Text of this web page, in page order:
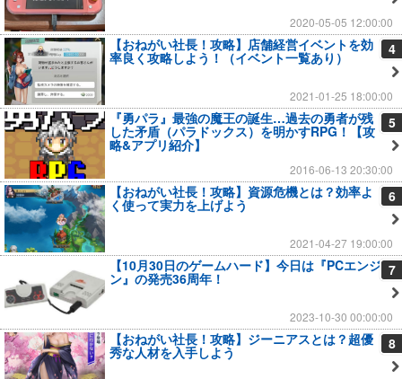
2020-05-05 12:00:00
4
【おねがい社長！攻略】店舗経営イベントを効
率良く攻略しよう！（イベント一覧あり）
2021-01-25 18:00:00
5
『勇パラ』最強の魔王の誕生…過去の勇者が残
した矛盾（パラドックス）を明かすRPG！【攻
略&アプリ紹介】
2016-06-13 20:30:00
6
【おねがい社長！攻略】資源危機とは？効率よ
く使って実力を上げよう
2021-04-27 19:00:00
7
【10月30日のゲームハード】今日は『PCエンジ
ン』の発売36周年！
2023-10-30 00:00:00
8
【おねがい社長！攻略】ジーニアスとは？超優
秀な人材を入手しよう